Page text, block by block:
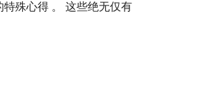
特殊心得 。 这些绝无仅有